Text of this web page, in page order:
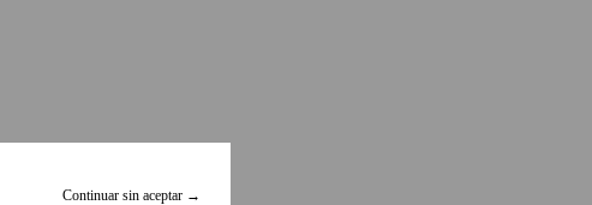
Continuar sin aceptar →